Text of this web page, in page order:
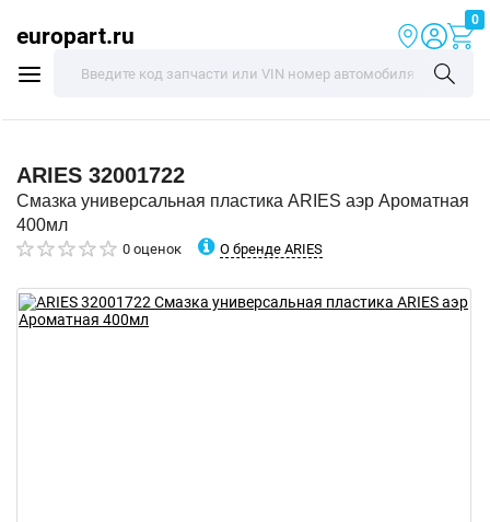
europart.ru
0
ARIES 32001722
Смазка универсальная пластика ARIES аэр Ароматная
400мл
0 оценок О бренде ARIES